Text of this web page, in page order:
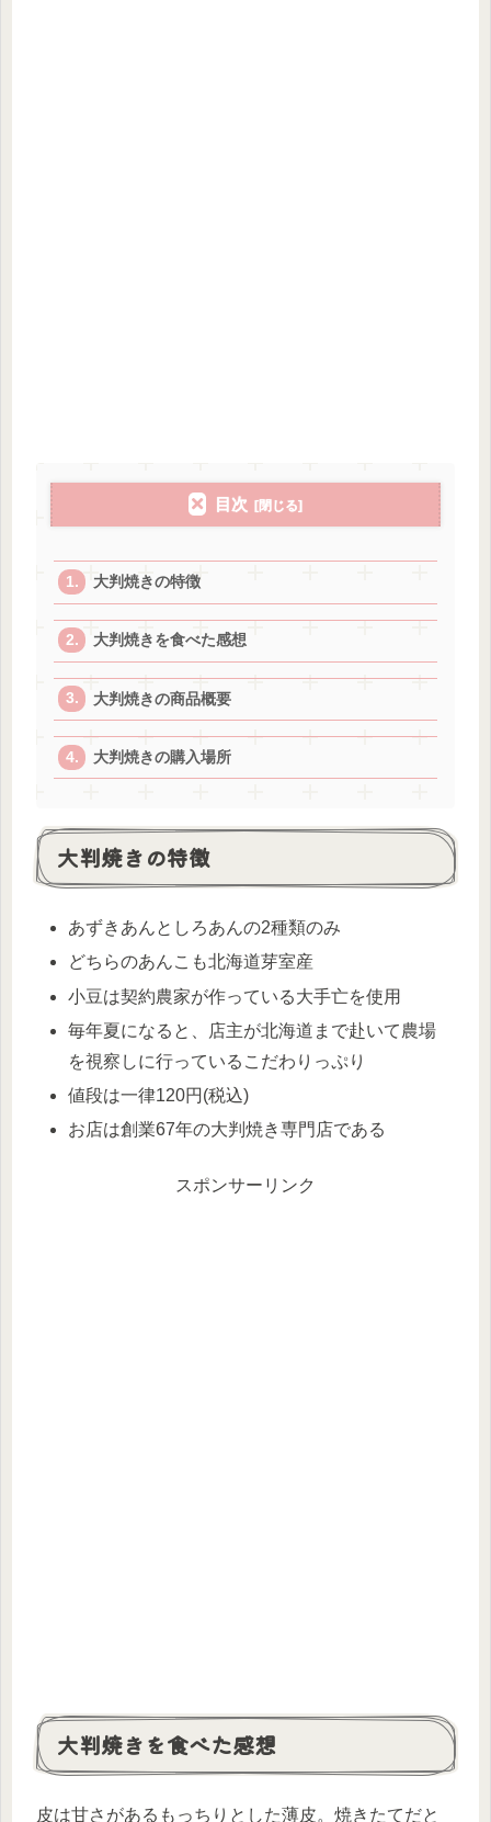
目次
大判焼きの特徴
大判焼きを食べた感想
大判焼きの商品概要
大判焼きの購入場所
大判焼きの特徴
あずきあんとしろあんの2種類のみ
どちらのあんこも北海道芽室産
小豆は契約農家が作っている大手亡を使用
毎年夏になると、店主が北海道まで赴いて農場
を視察しに行っているこだわりっぷり
値段は一律120円(税込)
お店は創業67年の大判焼き専門店である
スポンサーリンク
大判焼きを食べた感想
皮は甘さがあるもっちりとした薄皮。焼きたてだと